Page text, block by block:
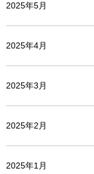
2025年5月
2025年4月
2025年3月
2025年2月
2025年1月